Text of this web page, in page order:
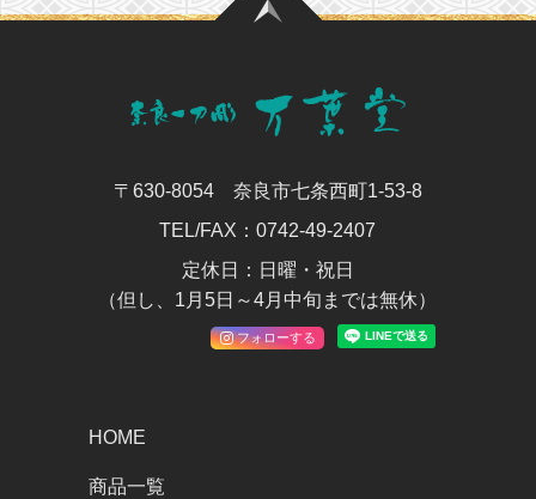
〒630-8054 奈良市七条西町1-53-8
TEL/FAX：0742-49-2407
定休日：日曜・祝日
（但し、1月5日～4月中旬までは無休）
フォローする
HOME
商品一覧